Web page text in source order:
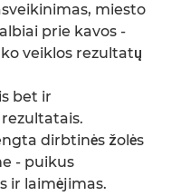
miesto
prie kavos -
veiklos rezultatų
bet ir
dirbtinės žolės
- puikus
ir laimėjimas.